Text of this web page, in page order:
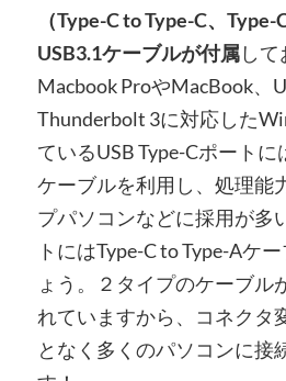
（Type-C to Type-C、
USB3.1ケーブルが付属して
Macbook ProやMacBook、
Thunderbolt 3に対応した
ているUSB Type-Cポートに
ケーブルを利用し、処理能
プパソコンなどに採用が多
トにはType-C to Type-Aケ
ょう。２タイプのケーブル
れていますから、コネクタ
となく多くのパソコンに接